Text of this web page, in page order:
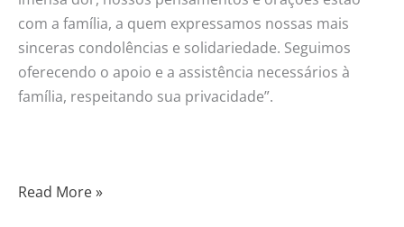
com a família, a quem expressamos nossas mais
sinceras condolências e solidariedade. Seguimos
oferecendo o apoio e a assistência necessários à
família, respeitando sua privacidade”.
Read More »